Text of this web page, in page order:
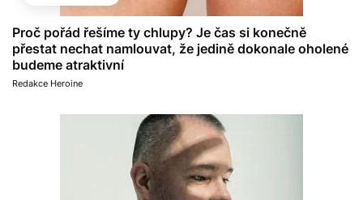
Proč pořád řešíme ty chlupy? Je čas si konečně
přestat nechat namlouvat, že jedině dokonale oholené
budeme atraktivní
Redakce Heroine